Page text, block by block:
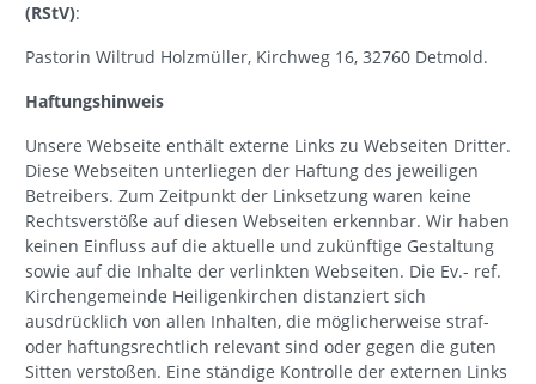
(RStV):
Pastorin Wiltrud Holzmüller, Kirchweg 16, 32760 Detmold.
Haftungshinweis
Unsere Webseite enthält externe Links zu Webseiten Dritter.
Diese Webseiten unterliegen der Haftung des jeweiligen
Betreibers. Zum Zeitpunkt der Linksetzung waren keine
Rechtsverstöße auf diesen Webseiten erkennbar. Wir haben
keinen Einfluss auf die aktuelle und zukünftige Gestaltung
sowie auf die Inhalte der verlinkten Webseiten. Die Ev.- ref.
Kirchengemeinde Heiligenkirchen distanziert sich
ausdrücklich von allen Inhalten, die möglicherweise straf-
oder haftungsrechtlich relevant sind oder gegen die guten
Sitten verstoßen. Eine ständige Kontrolle der externen Links